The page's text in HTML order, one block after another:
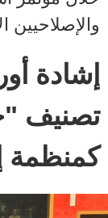
والإصلاحيين
إشادة
تصنيف
كمنظمة